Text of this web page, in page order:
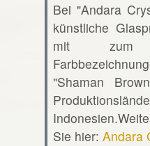
Bei "Andara
künstliche
mit zum
"Shaman
Sie hier: Andara